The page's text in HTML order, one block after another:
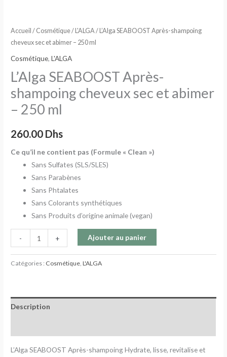
Accueil / Cosmétique/ L'ALGA/ L’Alga SEABOOST Après-shampoing
cheveux sec et abimer – 250 ml
Cosmétique,L'ALGA
L’Alga SEABOOST Après-
shampoing cheveux sec et abimer
– 250 ml
260.00 Dhs
Ce qu’il ne contient pas (Formule « Clean »)
Sans Sulfates (SLS/SLES)
Sans Parabènes
Sans Phtalates
Sans Colorants synthétiques
Sans Produits d’origine animale (vegan)
- + Ajouter au panier
Catégories : Cosmétique ,L'ALGA
Description
L’Alga SEABOOST Après-shampoing Hydrate, lisse, revitalise et